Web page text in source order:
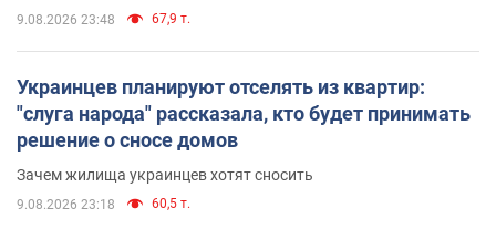
9.08.2026 23:48 67,9 т.
Украинцев планируют отселять из квартир:
"слуга народа" рассказала, кто будет принимать
решение о сносе домов
Зачем жилища украинцев хотят сносить
9.08.2026 23:18 60,5 т.